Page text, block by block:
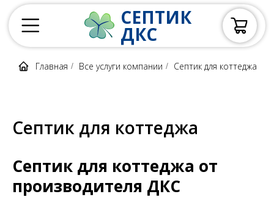
СЕПТИК
ДКС
Главная / Все услуги компании / Септик для коттеджа
Септик для коттеджа
Септик для коттеджа от
производителя ДКС